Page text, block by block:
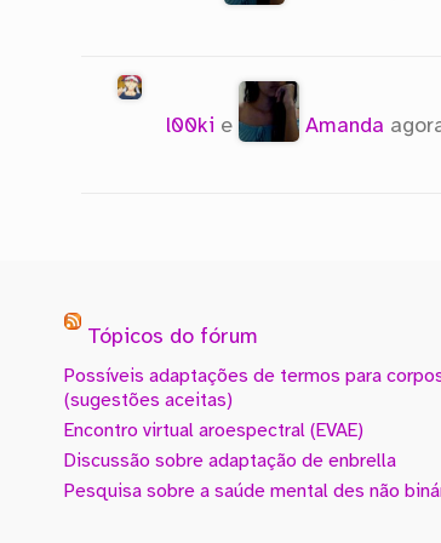
l00ki e Amanda
Tópicos do fórum
Possíveis adaptações de termos para
(sugestões aceitas)
Encontro virtual aroespectral (EVAE)
Discussão sobre adaptação de enbrella
Pesquisa sobre a saúde mental des não